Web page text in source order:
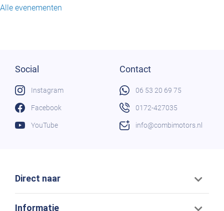
Alle evenementen
Direct naar
Informatie
Social
Instagram
Facebook
YouTube
Contact
06 53 20 69 75
0172-427035
info@combimotors.nl